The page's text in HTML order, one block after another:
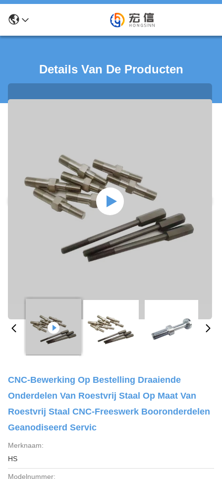
Details Van De Producten
CNC-Bewerking Op Bestelling Draaiende
Onderdelen Van Roestvrij Staal Op Maat Van
Roestvrij Staal CNC-Freeswerk Booronderdelen
Geanodiseerd Servic
Merknaam:
HS
Modelnummer: